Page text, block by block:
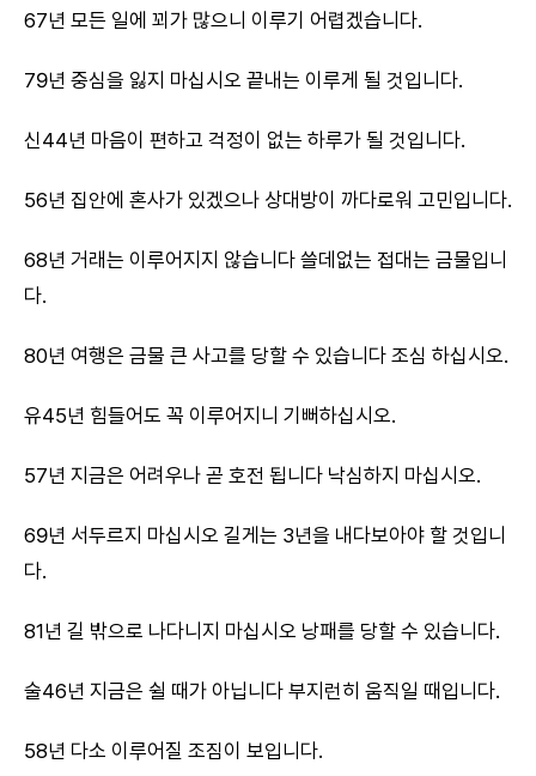
67년 모든 일에 꾀가 많으니 이루기 어렵겠습니다.
79년 중심을 잃지 마십시오 끝내는 이루게 될 것입니다.
신44년 마음이 편하고 걱정이 없는 하루가 될 것입니다.
56년 집안에 혼사가 있겠으나 상대방이 까다로워 고민입니다.
68년 거래는 이루어지지 않습니다 쓸데없는 접대는 금물입니
다.
80년 여행은 금물 큰 사고를 당할 수 있습니다 조심 하십시오.
유45년 힘들어도 꼭 이루어지니 기뻐하십시오.
57년 지금은 어려우나 곧 호전 됩니다 낙심하지 마십시오.
69년 서두르지 마십시오 길게는 3년을 내다보아야 할 것입니
다.
81년 길 밖으로 나다니지 마십시오 낭패를 당할 수 있습니다.
술46년 지금은 쉴 때가 아닙니다 부지런히 움직일 때입니다.
58년 다소 이루어질 조짐이 보입니다.